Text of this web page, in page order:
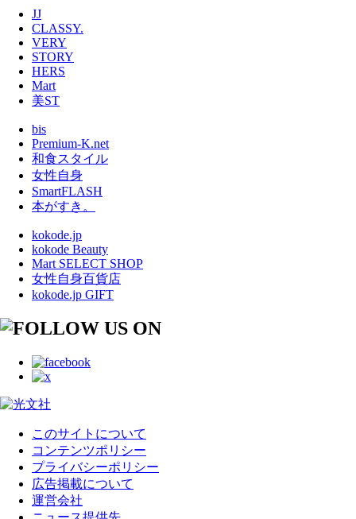
JJ
CLASSY.
VERY
STORY
HERS
Mart
美ST
bis
Premium-K.net
和食スタイル
女性自身
SmartFLASH
本がすき。
kokode.jp
kokode Beauty
Mart SELECT SHOP
女性自身百貨店
kokode.jp GIFT
このサイトについて
コンテンツポリシー
プライバシーポリシー
広告掲載について
運営会社